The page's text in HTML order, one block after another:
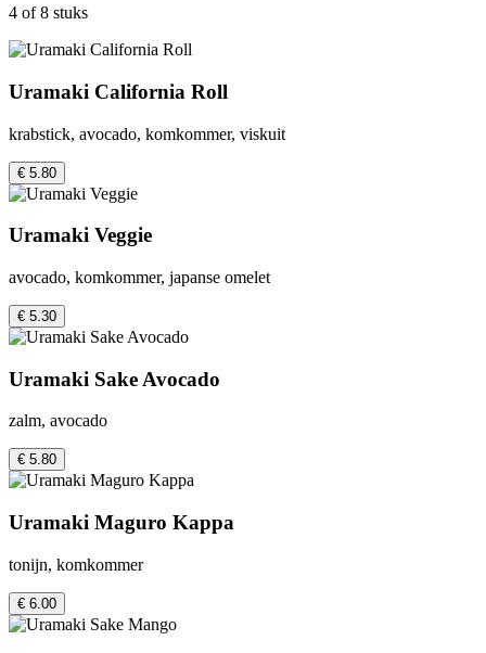
4 of 8 stuks
Uramaki California Roll
krabstick, avocado, komkommer, viskuit
€ 5.80
Uramaki Veggie
avocado, komkommer, japanse omelet
€ 5.30
Uramaki Sake Avocado
zalm, avocado
€ 5.80
Uramaki Maguro Kappa
tonijn, komkommer
€ 6.00